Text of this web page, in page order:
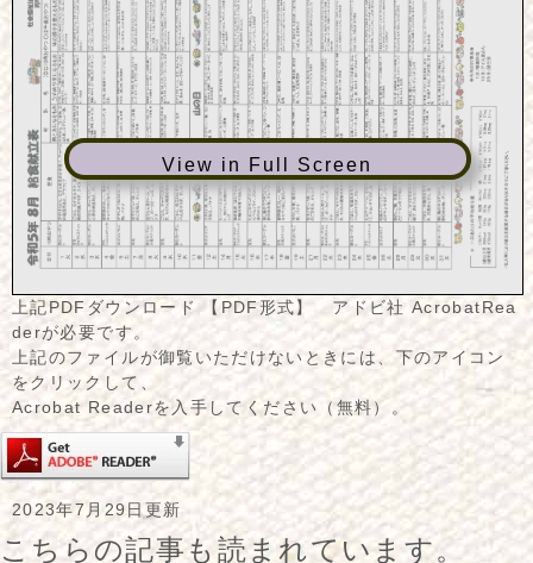
View in Full Screen
上記PDFダウンロード 【PDF形式】 アドビ社 AcrobatRea
derが必要です。
上記のファイルが御覧いただけないときには、下のアイコン
をクリックして、
Acrobat Readerを入手してください（無料）。
2023年7月29日更新
こちらの記事も読まれています。